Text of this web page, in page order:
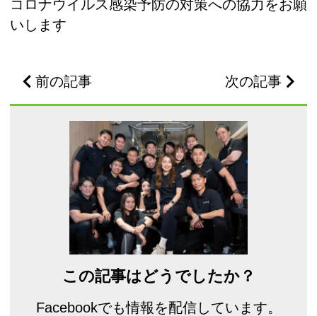
コロナウイルス感染予防の対策への協力をお願
いします
前の記事 次の記事
この記事はどうでしたか？
Facebookでも情報を配信しています。